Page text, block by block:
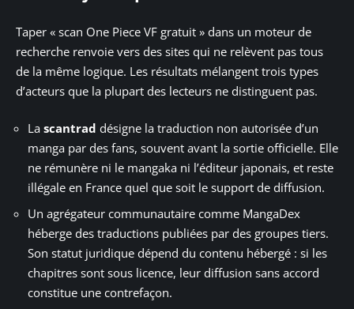
Taper « scan One Piece VF gratuit » dans un moteur de
recherche renvoie vers des sites qui ne relèvent pas tous
de la même logique. Les résultats mélangent trois types
d’acteurs que la plupart des lecteurs ne distinguent pas.
La scantrad désigne la traduction non autorisée d’un
manga par des fans, souvent avant la sortie officielle. Elle
ne rémunère ni le mangaka ni l’éditeur japonais, et reste
illégale en France quel que soit le support de diffusion.
Un agrégateur communautaire comme MangaDex
héberge des traductions publiées par des groupes tiers.
Son statut juridique dépend du contenu hébergé : si les
chapitres sont sous licence, leur diffusion sans accord
constitue une contrefaçon.